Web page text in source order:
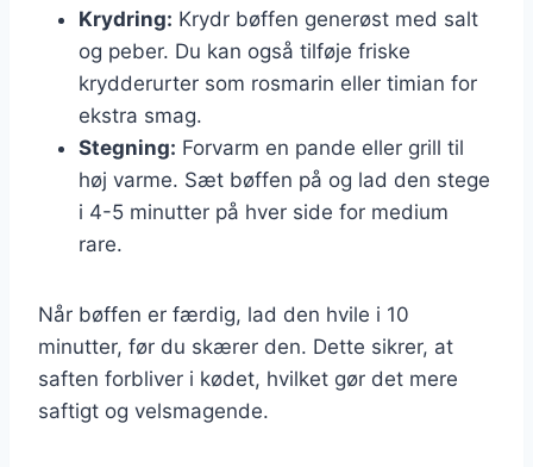
Krydring: Krydr bøffen generøst med salt
og peber. Du kan også tilføje friske
krydderurter som rosmarin eller timian for
ekstra smag.
Stegning: Forvarm en pande eller grill til
høj varme. Sæt bøffen på og lad den stege
i 4-5 minutter på hver side for medium
rare.
Når bøffen er færdig, lad den hvile i 10
minutter, før du skærer den. Dette sikrer, at
saften forbliver i kødet, hvilket gør det mere
saftigt og velsmagende.